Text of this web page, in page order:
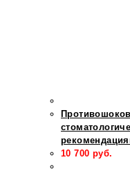
10 700 руб.